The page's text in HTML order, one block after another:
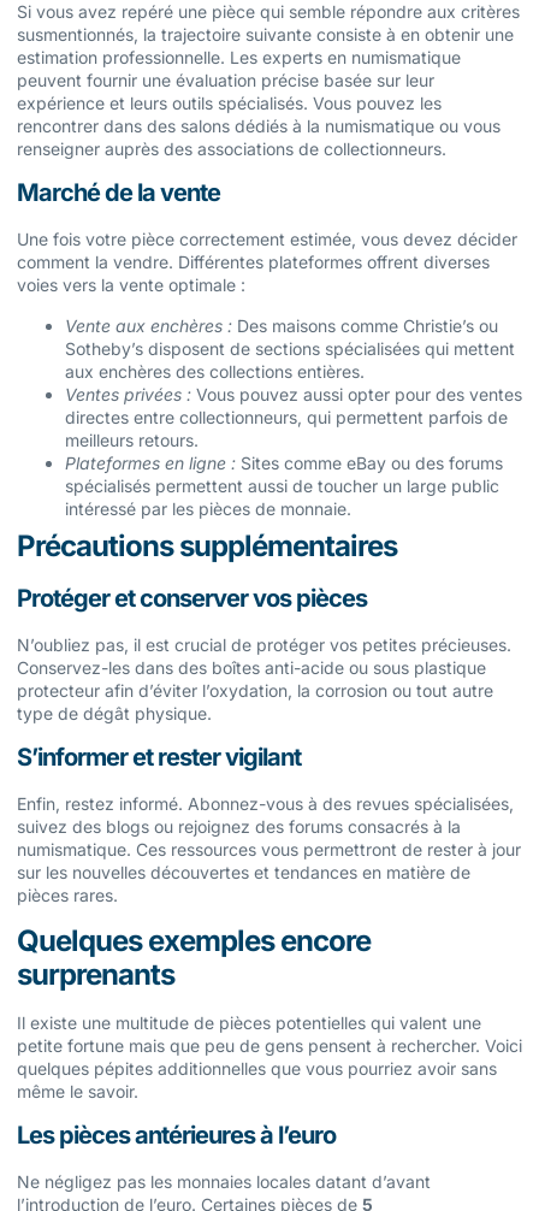
Si vous avez repéré une pièce qui semble répondre aux critères
susmentionnés, la trajectoire suivante consiste à en obtenir une
estimation professionnelle. Les experts en numismatique
peuvent fournir une évaluation précise basée sur leur
expérience et leurs outils spécialisés. Vous pouvez les
rencontrer dans des salons dédiés à la numismatique ou vous
renseigner auprès des associations de collectionneurs.
Marché de la vente
Une fois votre pièce correctement estimée, vous devez décider
comment la vendre. Différentes plateformes offrent diverses
voies vers la vente optimale :
Vente aux enchères : Des maisons comme Christie’s ou
Sotheby’s disposent de sections spécialisées qui mettent
aux enchères des collections entières.
Ventes privées : Vous pouvez aussi opter pour des ventes
directes entre collectionneurs, qui permettent parfois de
meilleurs retours.
Plateformes en ligne : Sites comme eBay ou des forums
spécialisés permettent aussi de toucher un large public
intéressé par les pièces de monnaie.
Précautions supplémentaires
Protéger et conserver vos pièces
N’oubliez pas, il est crucial de protéger vos petites précieuses.
Conservez-les dans des boîtes anti-acide ou sous plastique
protecteur afin d’éviter l’oxydation, la corrosion ou tout autre
type de dégât physique.
S’informer et rester vigilant
Enfin, restez informé. Abonnez-vous à des revues spécialisées,
suivez des blogs ou rejoignez des forums consacrés à la
numismatique. Ces ressources vous permettront de rester à jour
sur les nouvelles découvertes et tendances en matière de
pièces rares.
Quelques exemples encore
surprenants
Il existe une multitude de pièces potentielles qui valent une
petite fortune mais que peu de gens pensent à rechercher. Voici
quelques pépites additionnelles que vous pourriez avoir sans
même le savoir.
Les pièces antérieures à l’euro
Ne négligez pas les monnaies locales datant d’avant
l’introduction de l’euro. Certaines pièces de 5